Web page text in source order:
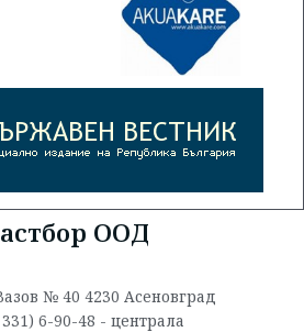
ООД
№ 40 4230 Асеновград
6-90-48 - централа